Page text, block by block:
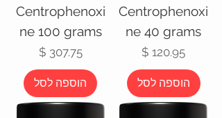
Centrophenoxi
ne 40 grams
מחיר
הוספה לסל
Centrophenoxi
ne 100 grams
מחיר‏307.75 ‏$
הוספה לסל